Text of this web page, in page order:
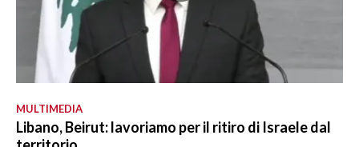
MULTIMEDIA
Libano, Beirut: lavoriamo per il ritiro di Israele dal